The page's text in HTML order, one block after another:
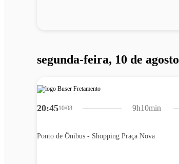
segunda-feira, 10 de agosto
20:4510/08
Ponto de Ônibus - Shopping Praça Nova
9h10min